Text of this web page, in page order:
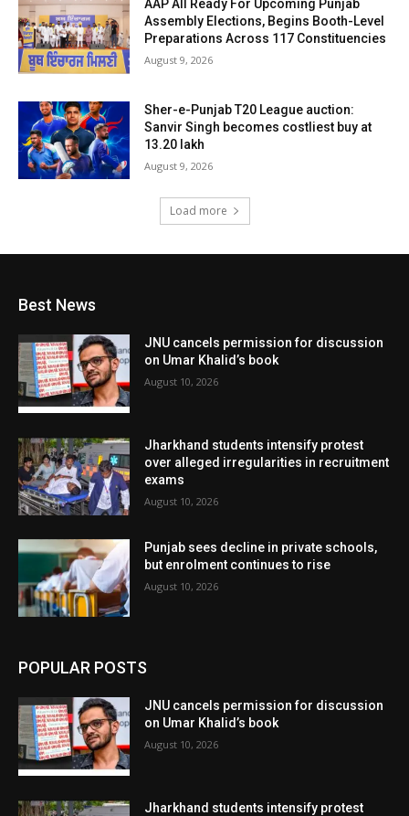
AAP All Ready For Upcoming Punjab
Assembly Elections, Begins Booth-Level
Preparations Across 117 Constituencies
August 9, 2026
Sher-e-Punjab T20 League auction:
Sanvir Singh becomes costliest buy at
₹13.20 lakh
August 9, 2026
Load more
Best News
JNU cancels permission for discussion
on Umar Khalid’s book
August 10, 2026
Jharkhand students intensify protest
over alleged irregularities in recruitment
exams
August 10, 2026
Punjab sees decline in private schools,
but enrolment continues to rise
August 10, 2026
POPULAR POSTS
JNU cancels permission for discussion
on Umar Khalid’s book
August 10, 2026
Jharkhand students intensify protest